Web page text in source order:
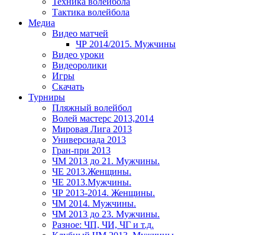
Тактика волейбола
Медиа
Видео матчей
ЧР 2014/2015. Мужчины
Видео уроки
Видеоролики
Игры
Скачать
Турниры
Пляжный волейбол
Волей мастерс 2013,2014
Мировая Лига 2013
Универсиада 2013
Гран-при 2013
ЧМ 2013 до 21. Мужчины.
ЧЕ 2013.Женщины.
ЧЕ 2013.Мужчины.
ЧР 2013-2014. Женщины.
ЧМ 2014. Мужчины.
ЧМ 2013 до 23. Мужчины.
Разное: ЧП, ЧИ, ЧГ и т.д.